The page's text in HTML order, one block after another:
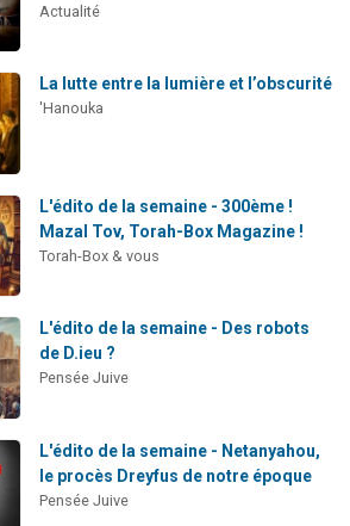
Actualité
La lutte entre la lumière et l’obscurité
'Hanouka
L'édito de la semaine - 300ème !
Mazal Tov, Torah-Box Magazine !
Torah-Box & vous
L'édito de la semaine - Des robots
de D.ieu ?
Pensée Juive
L'édito de la semaine - Netanyahou,
le procès Dreyfus de notre époque
Pensée Juive